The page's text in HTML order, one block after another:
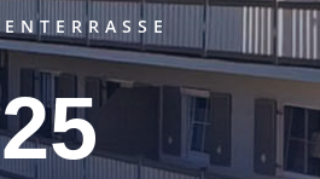
25